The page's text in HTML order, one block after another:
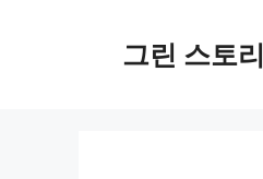
그린 스토리